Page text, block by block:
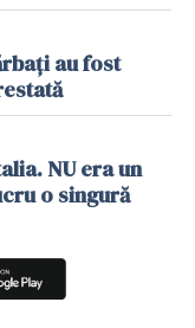
au fost
NU era un
o singură